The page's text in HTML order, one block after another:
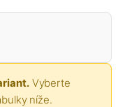
Vyberte
níže.